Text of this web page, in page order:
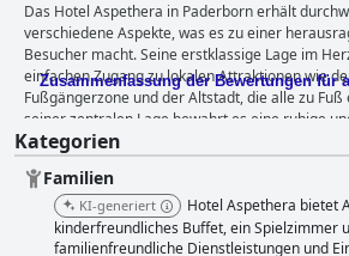
Das Hotel Aspethera in Paderborn erhält
verschiedene Aspekte, was es zu einer
Besucher macht. Seine erstklassige Lage im
einfachen Zugang zu lokalen Attraktionen wie
Fußgängerzone und der Altstadt, die alle zu
seiner zentralen Lage bewahrt es eine ruhige
und bietet einen erholsamen Rückzugsort vom
Stadtzentrum. Die Bequemlichkeit von
Fahrradabstellplätzen erhöht seine Attraktivität
loben das Frühstücksangebot, das ein
Obst, Gemüse, Gebäck und einer Vielzahl von
Die gemütliche und einladende Atmosphäre
Zusammenfassung der Bewertungen für
Kategorien
Familien
KI-generiert
Hotel Aspethera bietet
kinderfreundliches Buffet, ein Spielzimmer
familienfreundliche Dienstleistungen und